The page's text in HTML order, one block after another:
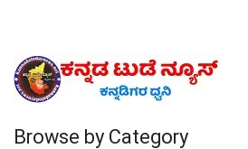
Browse by Category